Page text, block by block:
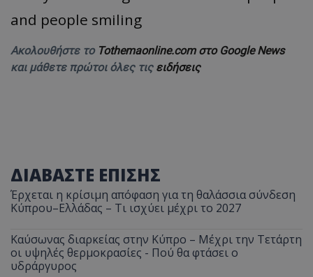
Ακολουθήστε το Tothemaonline.com στο Google News
και μάθετε πρώτοι όλες τις ειδήσεις
ΔΙΑΒΑΣΤΕ ΕΠΙΣΗΣ
Έρχεται η κρίσιμη απόφαση για τη θαλάσσια σύνδεση
Κύπρου–Ελλάδας – Τι ισχύει μέχρι το 2027
Καύσωνας διαρκείας στην Κύπρο – Μέχρι την Τετάρτη
οι υψηλές θερμοκρασίες - Πού θα φτάσει ο
υδράργυρος